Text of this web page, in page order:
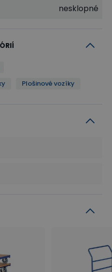
vyhovujúnesklopné
Plošinové vozíky